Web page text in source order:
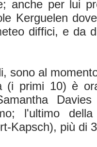
anche per lui
Kerguelen
diffici, e da
sono al
(i primi 10) è
l'ultimo
Kapsch), più di